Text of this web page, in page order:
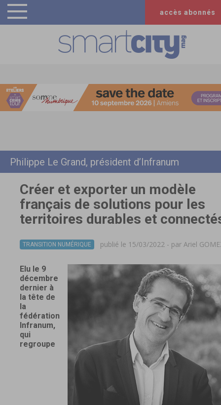
accès abonnés
Philippe Le Grand, président d’Infranum
Créer et exporter un modèle
français de solutions pour les
territoires durables et
TRANSITION NUMÉRIQUE publié le 15/03/2022 - par Ariel
Elu le 9
décembre
dernier à
la tête de
la
fédération
Infranum,
qui
regroupe